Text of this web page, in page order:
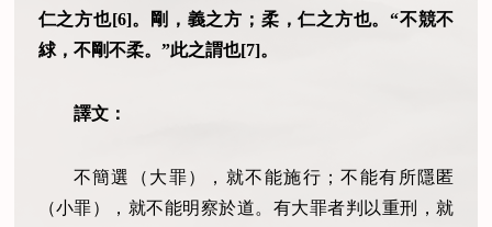
仁之方也[6]。剛，義之方；柔，仁之方也。“不競不
絿，不剛不柔。”此之謂也[7]。
譯文：
不簡選（大罪），就不能施行；不能有所隱匿
（小罪），就不能明察於道。有大罪者判以重刑，就